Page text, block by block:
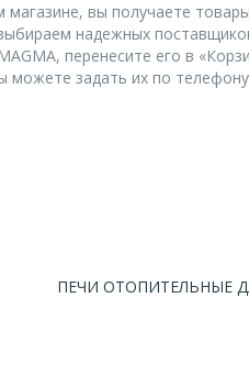
ПЕЧИ ОТОПИТЕЛЬНЫЕ
вы получаете
надежных
перенесите его в
можете задать их по телефону